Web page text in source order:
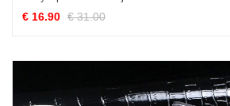
€ 16.90 € 31.00